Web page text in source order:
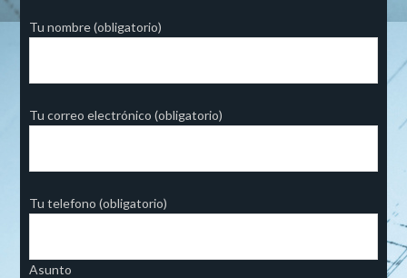
Tu nombre (obligatorio)
Tu correo electrónico (obligatorio)
Tu telefono (obligatorio)
Asunto